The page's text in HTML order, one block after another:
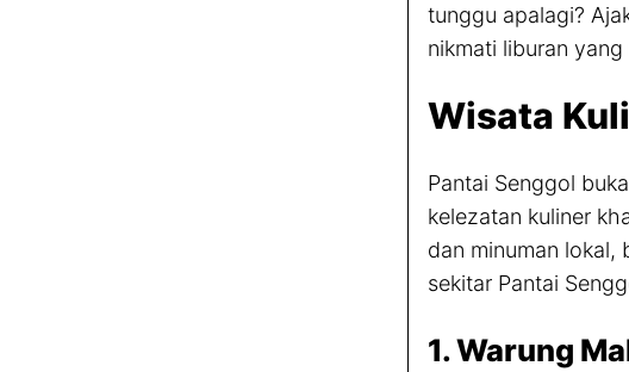
tunggu apalagi?
nikmati liburan
Wisata
Pantai Senggol
kelezatan kuliner
dan minuman lokal,
sekitar Pantai
1. Warung